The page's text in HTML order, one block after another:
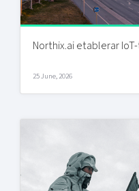
Northix.ai etablerar
25 June, 2026